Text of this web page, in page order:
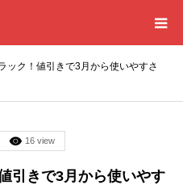
ック！値引きで3月から使いやすさ
16 view
引きで3月から使いやす